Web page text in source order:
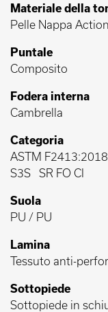
Materiale della
Pelle Nappa Action
Puntale
Composito
Fodera interna
Cambrella
Categoria
ASTM F2413:2018
S3S
SR FO CI
Suola
PU / PU
Lamina
Tessuto anti-
Sottopiede
Sottopiede in